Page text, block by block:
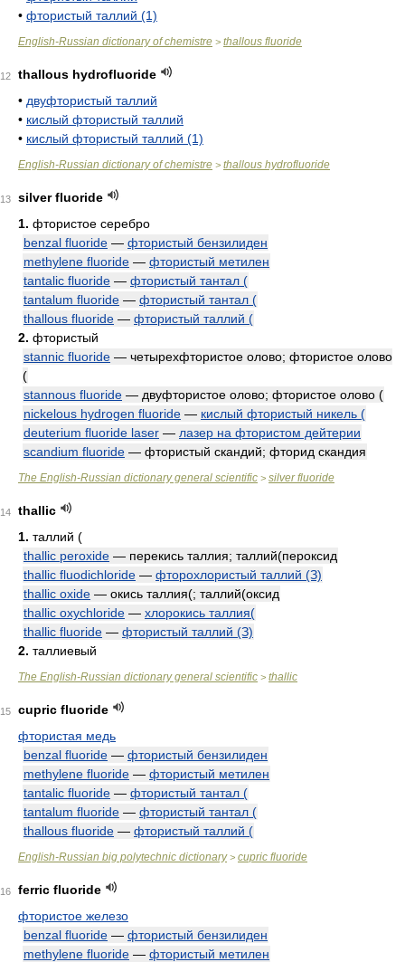
• фтористый таллий (1)
English-Russian dictionary of chemistre > thallous fluoride
12
thallous hydrofluoride
• двуфтористый таллий
• кислый фтористый таллий
• кислый фтористый таллий (1)
English-Russian dictionary of chemistre > thallous hydrofluoride
13
silver fluoride
1. фтористое серебро
benzal fluoride — фтористый бензилиден
methylene fluoride — фтористый метилен
tantalic fluoride — фтористый тантал (
tantalum fluoride — фтористый тантал (
thallous fluoride — фтористый таллий (
2. фтористый
stannic fluoride — четырехфтористое олово; фтористое олово
(
stannous fluoride — двуфтористое олово; фтористое олово (
nickelous hydrogen fluoride — кислый фтористый никель (
deuterium fluoride laser — лазер на фтористом дейтерии
scandium fluoride — фтористый скандий; фторид скандия
The English-Russian dictionary general scientific > silver fluoride
14
thallic
1. таллий (
thallic peroxide — перекись таллия; таллий(пероксид
thallic fluodichloride — фторохлористый таллий (З)
thallic oxide — окись таллия(; таллий(оксид
thallic oxychloride — хлорокись таллия(
thallic fluoride — фтористый таллий (З)
2. таллиевый
The English-Russian dictionary general scientific > thallic
15
cupric fluoride
фтористая медь
benzal fluoride — фтористый бензилиден
methylene fluoride — фтористый метилен
tantalic fluoride — фтористый тантал (
tantalum fluoride — фтористый тантал (
thallous fluoride — фтористый таллий (
English-Russian big polytechnic dictionary> cupric fluoride
16
ferric fluoride
фтористое железо
benzal fluoride — фтористый бензилиден
methylene fluoride — фтористый метилен